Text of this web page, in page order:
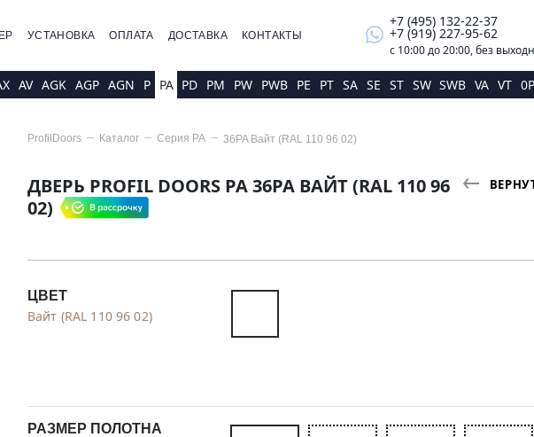
УСТАНОВКА ОПЛАТА ДОСТАВКА КОНТАКТЫ whatsapp
+7 (495) 132-22-37
+7 (919) 227-95-62
с 10:00 до 20:00, без
AV AGK AGP AGN P PA PD PM PW PWB PE PT SA SE ST SW SWB VA VT
ProfilDoors Каталог Серия PA 36PA Вайт (RAL 110 96 02)
ДВЕРЬ PROFIL DOORS PA 36PA ВАЙТ (RAL 110 96
02)
ЦВЕТ
Вайт (RAL 110 96 02)
РАЗМЕР ПОЛОТНА